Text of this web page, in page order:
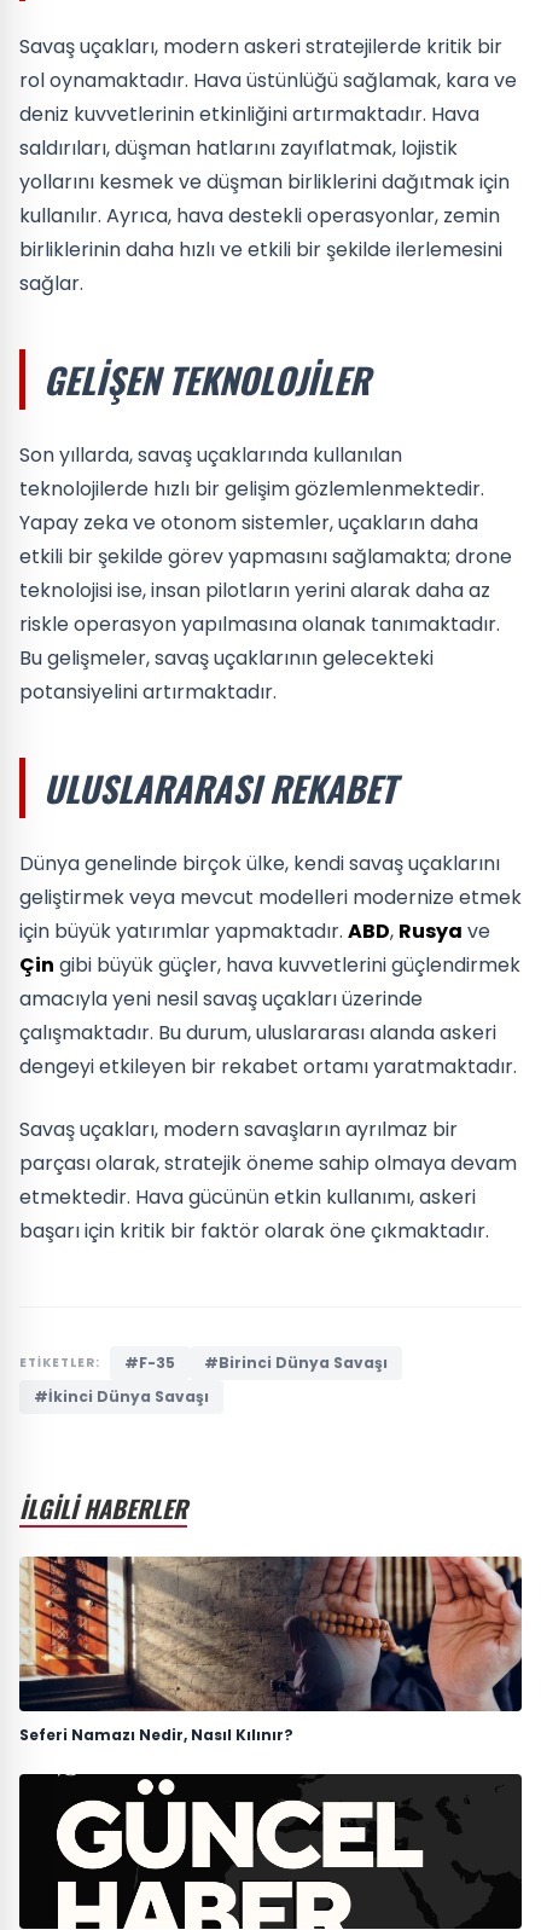
Savaş uçakları, modern askeri stratejilerde kritik bir
rol oynamaktadır. Hava üstünlüğü sağlamak, kara ve
deniz kuvvetlerinin etkinliğini artırmaktadır. Hava
saldırıları, düşman hatlarını zayıflatmak, lojistik
yollarını kesmek ve düşman birliklerini dağıtmak için
kullanılır. Ayrıca, hava destekli operasyonlar, zemin
birliklerinin daha hızlı ve etkili bir şekilde ilerlemesini
sağlar.
GELIŞEN TEKNOLOJILER
Son yıllarda, savaş uçaklarında kullanılan
teknolojilerde hızlı bir gelişim gözlemlenmektedir.
Yapay zeka ve otonom sistemler, uçakların daha
etkili bir şekilde görev yapmasını sağlamakta; drone
teknolojisi ise, insan pilotların yerini alarak daha az
riskle operasyon yapılmasına olanak tanımaktadır.
Bu gelişmeler, savaş uçaklarının gelecekteki
potansiyelini artırmaktadır.
ULUSLARARASI REKABET
Dünya genelinde birçok ülke, kendi savaş uçaklarını
geliştirmek veya mevcut modelleri modernize etmek
için büyük yatırımlar yapmaktadır. ABD, Rusya ve
Çin gibi büyük güçler, hava kuvvetlerini güçlendirmek
amacıyla yeni nesil savaş uçakları üzerinde
çalışmaktadır. Bu durum, uluslararası alanda askeri
dengeyi etkileyen bir rekabet ortamı yaratmaktadır.
Savaş uçakları, modern savaşların ayrılmaz bir
parçası olarak, stratejik öneme sahip olmaya devam
etmektedir. Hava gücünün etkin kullanımı, askeri
başarı için kritik bir faktör olarak öne çıkmaktadır.
ETİKETLER: #F-35
#Birinci Dünya Savaşı
#İkinci Dünya Savaşı
İLGİLİ HABERLER
Seferi Namazı Nedir, Nasıl Kılınır?